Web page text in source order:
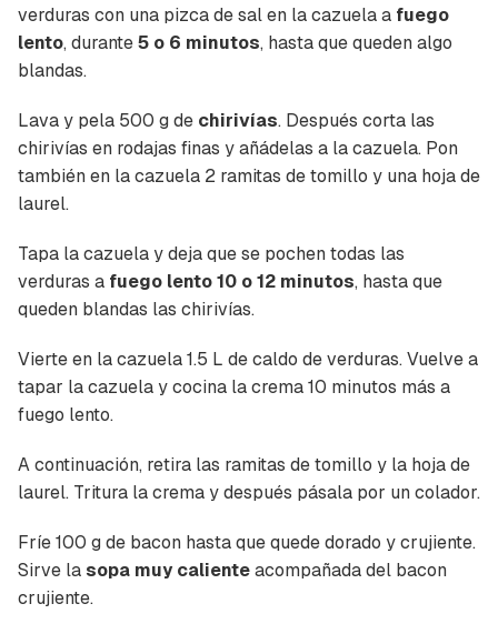
Colesterol
14,25 mg 4,75%
Fibra
6,16 g 20,53%
Sodio
0,17 g 0,01%
Calcio
73,39 mg 6,12%
Hierro (hombres)
1,29 mg
Hierro (mujeres)
verduras con una pizca de sal en la cazuela a fuego
lento, durante5 o 6 minutos, hasta que queden algo
blandas.
Lava y pela 500 g de chirivías. Después corta las
chirivías en rodajas finas y añádelas a la cazuela. Pon
también en la cazuela 2 ramitas de tomillo y una hoja de
laurel.
Tapa la cazuela y deja que se pochen todas las
verduras a fuego lento 10 o 12 minutos, hasta que
queden blandas las chirivías.
Vierte en la cazuela 1.5 L de caldo de verduras. Vuelve a
tapar la cazuela y cocina la crema 10 minutos más a
fuego lento.
A continuación, retira las ramitas de tomillo y la hoja de
laurel. Tritura la crema y después pásala por un colador.
Fríe 100 g de bacon hasta que quede dorado y crujiente.
Sirve la sopa muy calienteacompañada del bacon
crujiente.